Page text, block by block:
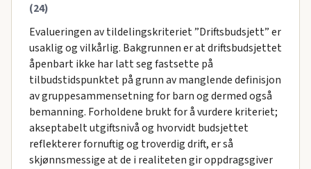
(24)
Evalueringen av tildelingskriteriet ”Driftsbudsjett” er
usaklig og vilkårlig. Bakgrunnen er at driftsbudsjettet
åpenbart ikke har latt seg fastsette på
tilbudstidspunktet på grunn av manglende definisjon
av gruppesammensetning for barn og dermed også
bemanning. Forholdene brukt for å vurdere kriteriet;
akseptabelt utgiftsnivå og hvorvidt budsjettet
reflekterer fornuftig og troverdig drift, er så
skjønnsmessige at de i realiteten gir oppdragsgiver